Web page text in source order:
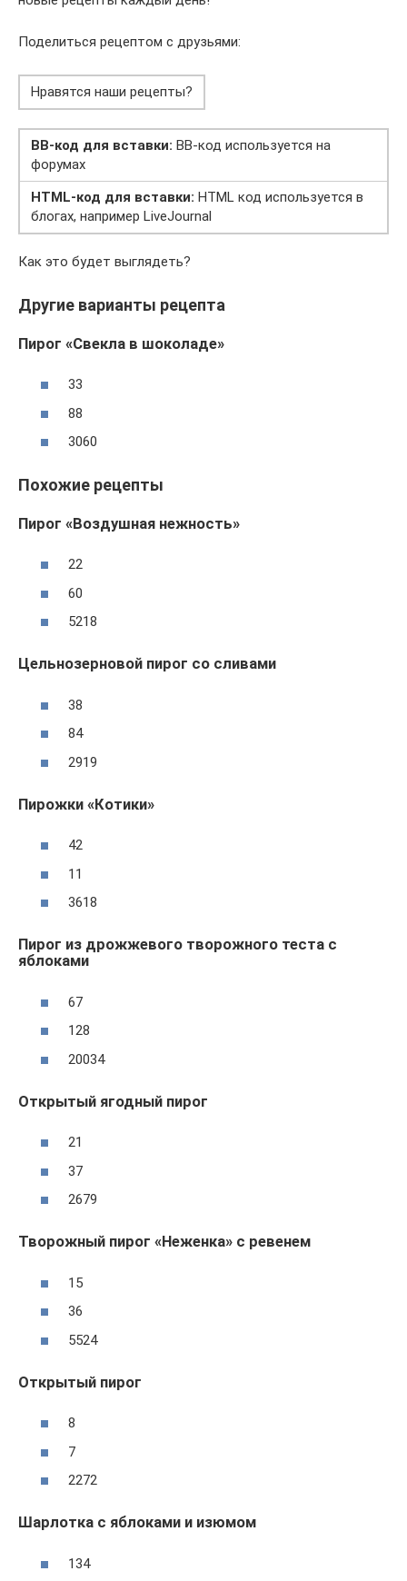
Поделиться рецептом с друзьями:
Нравятся наши рецепты?
BB-код для вставки: BB-код используется на
форумах
HTML-код для вставки: HTML код используется в
блогах, например LiveJournal
Как это будет выглядеть?
Другие варианты рецепта
Пирог «Свекла в шоколаде»
33
88
3060
Похожие рецепты
Пирог «Воздушная нежность»
22
60
5218
Цельнозерновой пирог со сливами
38
84
2919
Пирожки «Котики»
42
11
3618
Пирог из дрожжевого творожного теста с
яблоками
67
128
20034
Открытый ягодный пирог
21
37
2679
Творожный пирог «Неженка» с ревенем
15
36
5524
Открытый пирог
8
7
2272
Шарлотка с яблоками и изюмом
134